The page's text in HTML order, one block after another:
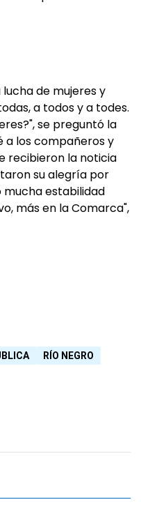
de mujeres y
a todos y a todes.
se preguntó la
a los compañeros y
recibieron la noticia
su alegría por
mucha estabilidad
más en la Comarca",
RÍO NEGRO